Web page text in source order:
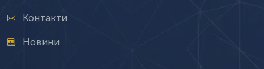
Контакти
Новини